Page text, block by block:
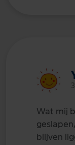
Wat mij
blijven